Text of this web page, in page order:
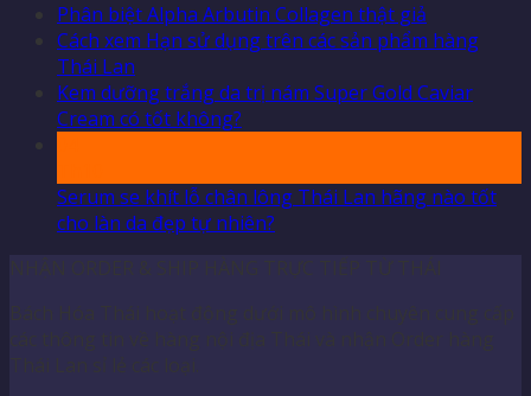
Phân biệt Alpha Arbutin Collagen thật giả
Cách xem Hạn sử dụng trên các sản phẩm hàng
Thái Lan
Kem dưỡng trắng da trị nám Super Gold Caviar
Cream có tốt không?
Serum se khít lỗ chân lông Thái Lan hãng nào tốt
cho làn da đẹp tự nhiên?
NHẬN ORDER & SHIP HÀNG TRỰC TIẾP TỪ THÁI
Bách Hóa Thái hoạt động dưới mô hình chuyên cung cấp
các thông tin về hàng nội địa Thái và nhận Order hàng
Thái Lan sỉ lẻ các loại.